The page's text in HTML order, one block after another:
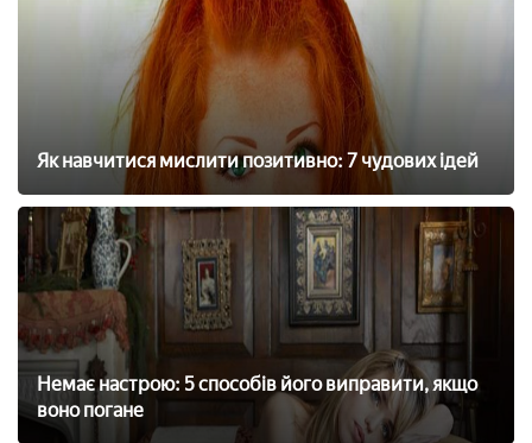
Як навчитися мислити позитивно: 7 чудових ідей
Немає настрою: 5 способів його виправити, якщо
воно погане